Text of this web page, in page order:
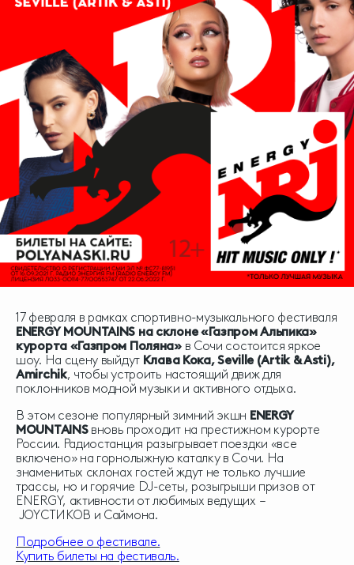
17 февраля в рамках спортивно-музыкального фестиваля
ENERGY MOUNTAINS на склоне «Газпром Альпика»
курорта «Газпром Поляна»в Сочи состоится яркое
шоу. На сцену выйдут Клава Кока, Seville (Artik & Asti),
Amirchik, чтобы устроить настоящий движ для
поклонников модной музыки и активного отдыха.
В этом сезоне популярный зимний экшн ENERGY
MOUNTAINSвновь проходит на престижном курорте
России. Радиостанция разыгрывает поездки «все
включено» на горнолыжную каталку в Сочи. На
знаменитых склонах гостей ждут не только лучшие
трассы, но и горячие DJ-сеты, розыгрыши призов от
ENERGY, активности от любимых ведущих –
JOYСТИКОВ и Саймона.
Подробнее о фестивале.
Купить билеты на фестиваль.